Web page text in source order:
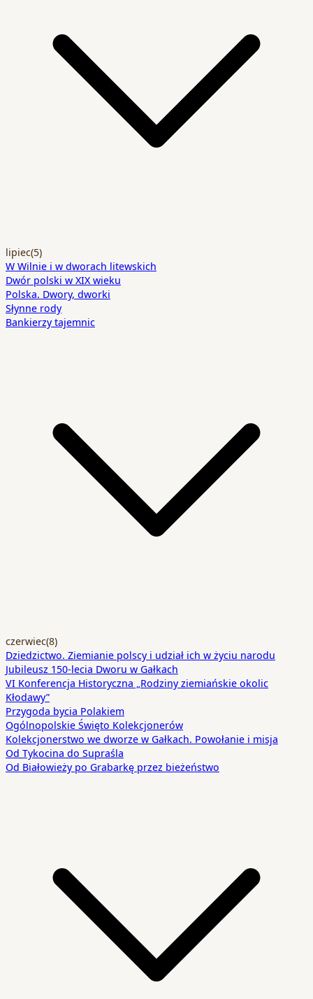
lipiec(5)
W Wilnie i w dworach litewskich
Dwór polski w XIX wieku
Polska. Dwory, dworki
Słynne rody
Bankierzy tajemnic
czerwiec(8)
Dziedzictwo. Ziemianie polscy i udział ich w życiu narodu
Jubileusz 150-lecia Dworu w Gałkach
VI Konferencja Historyczna „Rodziny ziemiańskie okolic
Kłodawy”
Przygoda bycia Polakiem
Ogólnopolskie Święto Kolekcjonerów
Kolekcjonerstwo we dworze w Gałkach. Powołanie i misja
Od Tykocina do Supraśla
Od Białowieży po Grabarkę przez bieżeństwo